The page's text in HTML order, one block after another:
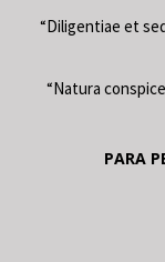
“Diligentiae et
“Natura
PARA